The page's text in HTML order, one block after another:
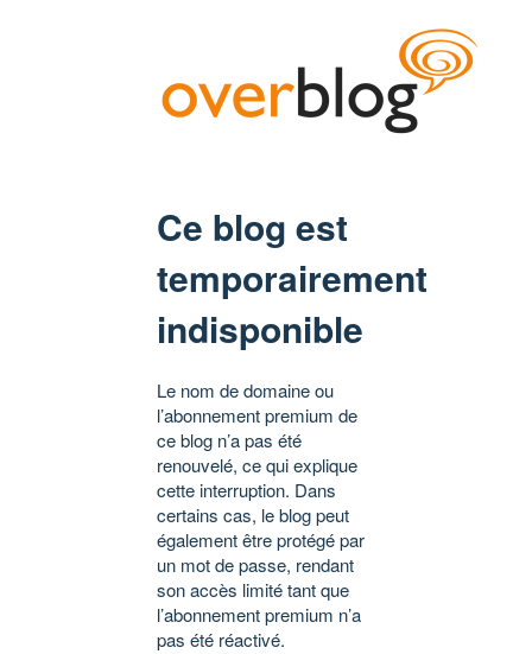
Ce blog est
temporairement
indisponible
Le nom de domaine ou
l’abonnement premium de
ce blog n’a pas été
renouvelé, ce qui explique
cette interruption. Dans
certains cas, le blog peut
également être protégé par
un mot de passe, rendant
son accès limité tant que
l’abonnement premium n’a
pas été réactivé.